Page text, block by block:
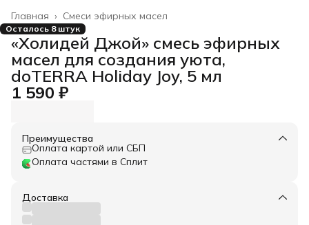
Смеси эфирных масел
Главная ›
Осталось 8 штук
«Холидей Джой» смесь эфирных
масел для создания уюта,
doTERRA Holiday Joy, 5 мл
1 590 ₽
Преимущества
Оплата картой или СБП
Оплата частями в Сплит
Доставка